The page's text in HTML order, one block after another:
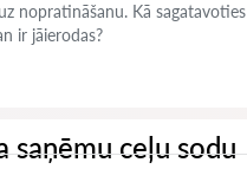
nopratināšanu. Kā
ir jāierodas?
saņēmu ceļu sodu